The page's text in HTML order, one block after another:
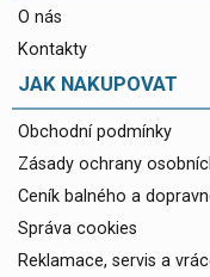
O nás
Kontakty
JAK NAKUPOVAT
Obchodní podmínky
Zásady ochrany
Ceník balného a
Správa cookies
Reklamace, servis a